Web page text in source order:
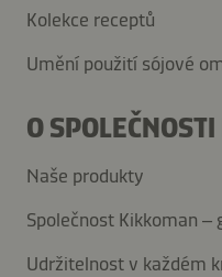
Kolekce receptů
Umění použití sójové
O
Naše produkty
Společnost Kikkoman –
Udržitelnost v každém